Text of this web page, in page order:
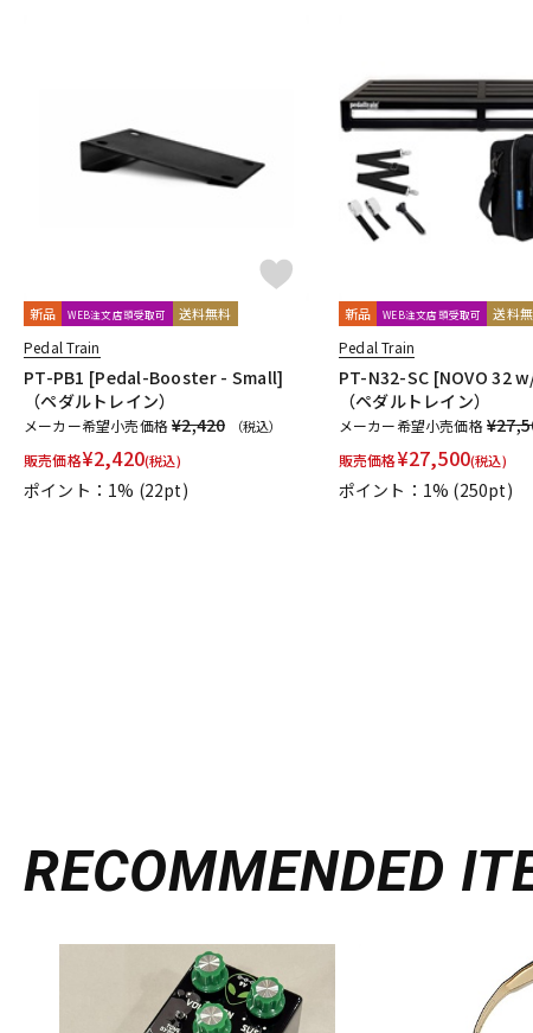
新品 WEB注文店頭受取可 送料無料
Pedal Train
PT-PB1 [Pedal-Booster - Small]
（ペダルトレイン）
メーカー希望小売価格¥2,420 （税込）
販売価格¥2,420(税込)
ポイント：1% (22pt)
新品 WEB注文店頭受取可 送料
Pedal Train
PT-N32-SC [NOVO 32
（ペダルトレイン）
メーカー希望小売価格
販売価格¥27,500(税込)
ポイント：1% (250pt)
RECOMMENDED